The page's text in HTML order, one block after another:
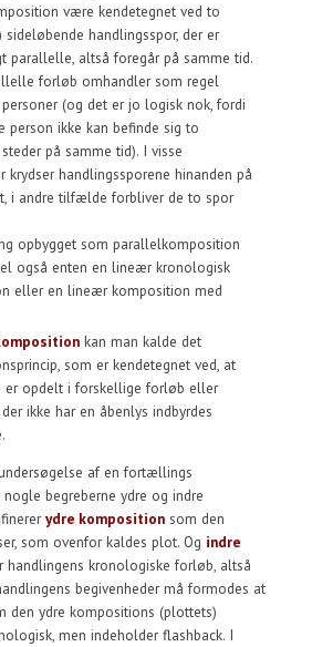
være kendetegnet ved to
handlingsspor, der er
parallelle, altså foregår på samme tid.
forløb omhandler som regel
(og det er jo logisk nok, fordi
person ikke kan befinde sig to
på samme tid). I visse
handlingssporene hinanden på
i andre tilfælde forbliver de to spor
opbygget som parallelkomposition
også enten en lineær kronologisk
eller en lineær komposition med
kan man kalde det
som er kendetegnet ved, at
er opdelt i forskellige forløb eller
ikke har en åbenlys indbyrdes
af en fortællings
begreberne ydre og indre
ydre komposition som den
som ovenfor kaldes plot. Og indre
handlingens kronologiske forløb, altså
begivenheder må formodes at
den ydre kompositions (plottets)
men indeholder flashback. I